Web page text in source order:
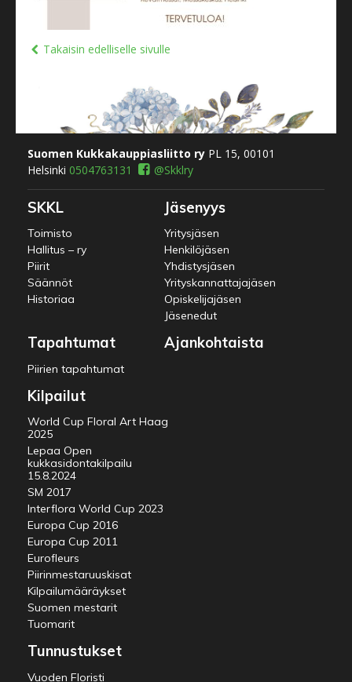
Takaisin edelliselle sivulle
Suomen Kukkakauppiasliitto ry PL 15, 00101
Helsinki 0504763131 @Skklry
SKKL
Toimisto
Hallitus – ry
Piirit
Säännöt
Historiaa
Jäsenyys
Yritysjäsen
Henkilöjäsen
Yhdistysjäsen
Yrityskannattajajäsen
Opiskelijajäsen
Jäsenedut
Tapahtumat
Piirien tapahtumat
Ajankohtaista
Kilpailut
World Cup Floral Art Haag
2025
Lepaa Open
kukkasidontakilpailu
15.8.2024
SM 2017
Interflora World Cup 2023
Europa Cup 2016
Europa Cup 2011
Eurofleurs
Piirinmestaruuskisat
Kilpailumääräykset
Suomen mestarit
Tuomarit
Tunnustukset
Vuoden Floristi